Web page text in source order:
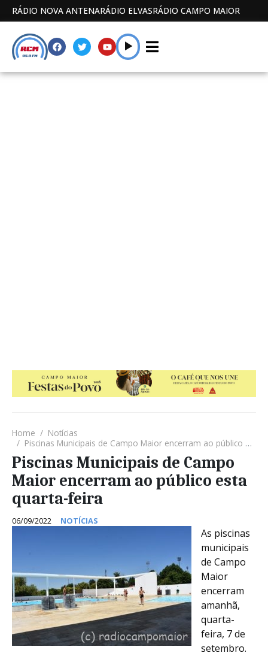
RÁDIO NOVA ANTENARÁDIO ELVASRÁDIO CAMPO MAIOR
Home
Notícias
Piscinas Municipais de Campo Maior encerram ao público esta quarta-feira
Piscinas Municipais de Campo
Maior encerram ao público esta
quarta-feira
06/09/2022 NOTÍCIAS
As piscinas
municipais
de Campo
Maior
encerram
amanhã,
quarta-
feira, 7 de
setembro.